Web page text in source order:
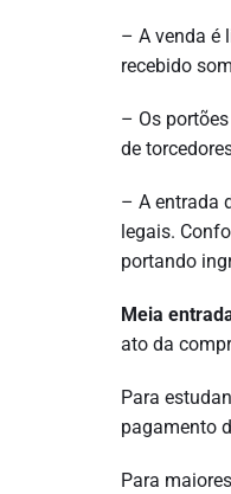
– A venda é
recebido
– Os
de
– A entrada
legais.
portando
Meia
ato da
Para
pagamento
Para